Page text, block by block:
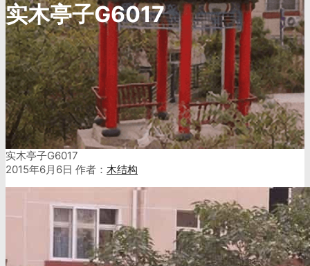
实木亭子G6017
实木亭子G6017
2015年6月6日 作者： 木结构